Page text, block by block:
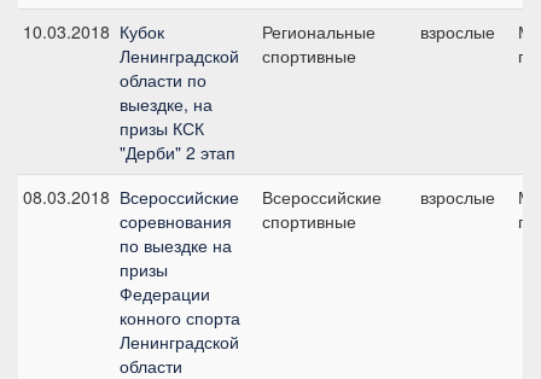
10.03.2018 Кубок
Ленинградской
области по
выездке, на
призы КСК
"Дерби" 2 этап
Региональные
спортивные
взрослые
08.03.2018 Всероссийские
соревнования
по выездке на
призы
Федерации
конного спорта
Ленинградской
области
Всероссийские
спортивные
взрослые